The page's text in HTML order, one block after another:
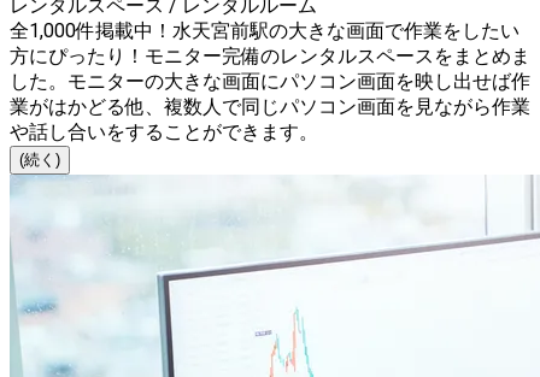
レンタルスペース / レンタルルーム
全1,000件掲載中！水天宮前駅の大きな画面で作業をしたい
方にぴったり！モニター完備のレンタルスペースをまとめま
した。モニターの大きな画面にパソコン画面を映し出せば作
業がはかどる他、複数人で同じパソコン画面を見ながら作業
や話し合いをすることができます。
(続く)